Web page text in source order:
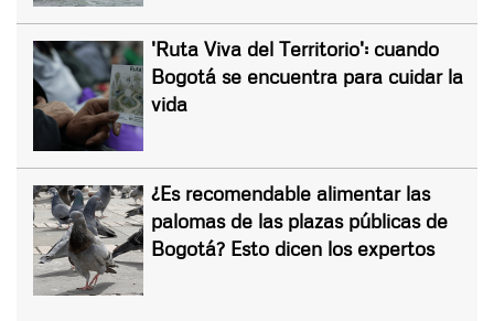
'Ruta Viva del Territorio': cuando
Bogotá se encuentra para cuidar la
vida
¿Es recomendable alimentar las
palomas de las plazas públicas de
Bogotá? Esto dicen los expertos